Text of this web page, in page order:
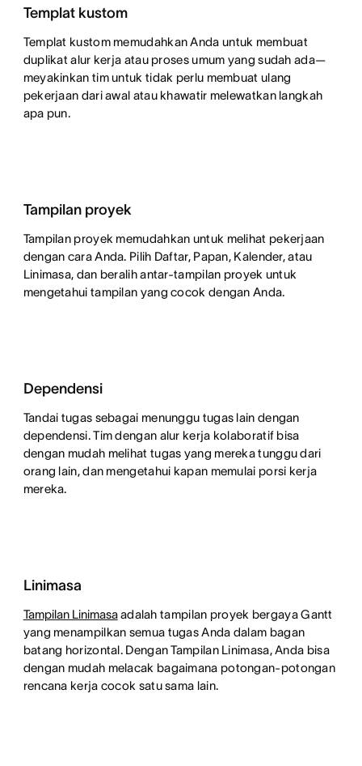
Templat kustom
Templat kustom memudahkan Anda untuk membuat
duplikat alur kerja atau proses umum yang sudah ada—
meyakinkan tim untuk tidak perlu membuat ulang
pekerjaan dari awal atau khawatir melewatkan langkah
apa pun.
Tampilan proyek
Tampilan proyek memudahkan untuk melihat pekerjaan
dengan cara Anda. Pilih Daftar, Papan, Kalender, atau
Linimasa, dan beralih antar-tampilan proyek untuk
mengetahui tampilan yang cocok dengan Anda.
Dependensi
Tandai tugas sebagai menunggu tugas lain dengan
dependensi. Tim dengan alur kerja kolaboratif bisa
dengan mudah melihat tugas yang mereka tunggu dari
orang lain, dan mengetahui kapan memulai porsi kerja
mereka.
Linimasa
Tampilan Linimasaadalah tampilan proyek bergaya Gantt
yang menampilkan semua tugas Anda dalam bagan
batang horizontal. Dengan Tampilan Linimasa, Anda bisa
dengan mudah melacak bagaimana potongan-potongan
rencana kerja cocok satu sama lain.